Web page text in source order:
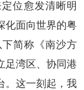
位愈发清晰明
化面向世界的粤
简称《南沙方
足湾区、协同港
。这一刻起，我